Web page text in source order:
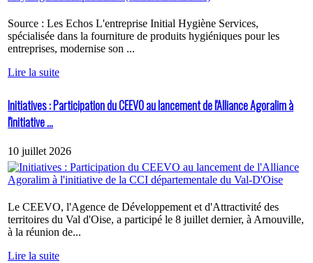
Source : Les Echos L'entreprise Initial Hygiène Services,
spécialisée dans la fourniture de produits hygiéniques pour les
entreprises, modernise son ...
Lire la suite
Initiatives : Participation du CEEVO au lancement de l'Alliance Agoralim à
l'initiative ...
10 juillet 2026
Le CEEVO, l'Agence de Développement et d'Attractivité des
territoires du Val d'Oise, a participé le 8 juillet dernier, à Arnouville,
à la réunion de...
Lire la suite